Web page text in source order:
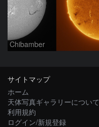
Chibamber
サイトマップ
ホーム
天体写真ギャラリーについて
利用規約
ログイン/新規登録